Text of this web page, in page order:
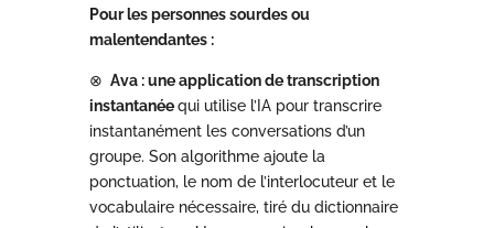
Pour les personnes sourdes ou
malentendantes :
⊗ Ava : une application de transcription
instantanéequi utilise l’IA pour transcrire
instantanément les conversations d’un
groupe. Son algorithme ajoute la
ponctuation, le nom de l’interlocuteur et le
vocabulaire nécessaire, tiré du dictionnaire